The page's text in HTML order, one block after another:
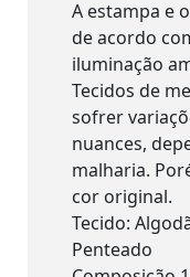
A estampa e
de acordo
iluminação
Tecidos de
sofrer
nuances,
malharia.
cor original.
Tecido:
Penteado